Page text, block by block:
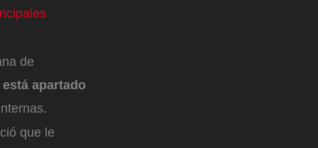
de
apartado
que le